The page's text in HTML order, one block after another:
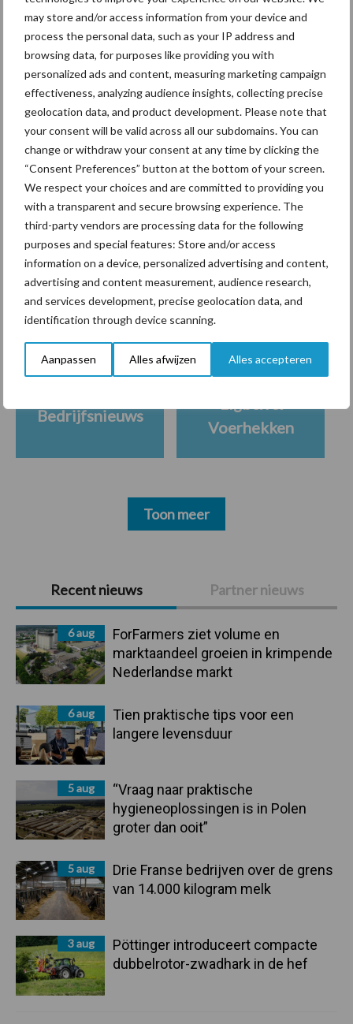
may store and/or access information from your device and
process the personal data, such as your IP address and
browsing data, for purposes like providing you with
personalized ads and content, measuring marketing campaign
effectiveness, analyzing audience insights, collecting precise
geolocation data, and product development. Please note that
your consent will be valid across all our subdomains. You can
change or withdraw your consent at any time by clicking the
“Consent Preferences” button at the bottom of your screen.
We respect your choices and are committed to providing you
with a transparent and secure browsing experience. The
third-party vendors are processing data for the following
purposes and special features: Store and/or access
information on a device, personalized advertising and content,
advertising and content measurement, audience research,
and services development, precise geolocation data, and
identification through device scanning.
Aanpassen Alles afwijzen Alles accepteren
Primaire
Sidebar
Recent nieuws Partner nieuws
6 aug
ForFarmers ziet volume en
marktaandeel groeien in krimpende
Nederlandse markt
6 aug
Tien praktische tips voor een
langere levensduur
5 aug
“Vraag naar praktische
hygieneoplossingen is in Polen
groter dan ooit”
5 aug
Drie Franse bedrijven over de grens
van 14.000 kilogram melk
3 aug
Pöttinger introduceert compacte
dubbelrotor-zwadhark in de hef
Tien praktische tips voor
een langere levensduur
“Vraag naar praktische
hygieneoplossingen is in
Polen groter dan ooit”
Themapagina's
Diergezondheid Bemesting
Bedrijfsnieuws
Voerhekken
Toon meer